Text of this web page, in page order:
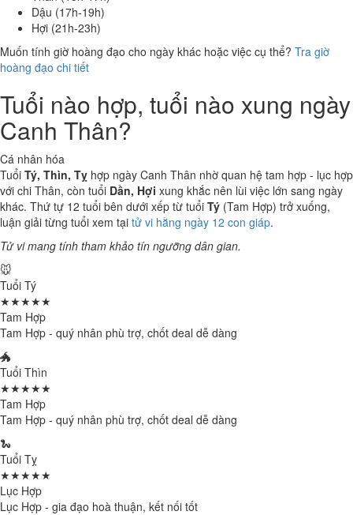
Dậu (17h-19h)
Hợi (21h-23h)
Muốn tính giờ hoàng đạo cho ngày khác hoặc việc cụ thể? Tra giờ
hoàng đạo chi tiết
Tuổi nào hợp, tuổi nào xung ngày
Canh Thân?
Cá nhân hóa
Tuổi Tý, Thìn, Tỵ hợp ngày Canh Thân nhờ quan hệ tam hợp - lục hợp
với chi Thân, còn tuổi Dần, Hợi xung khắc nên lùi việc lớn sang ngày
khác. Thứ tự 12 tuổi bên dưới xếp từ tuổi Tý (Tam Hợp) trở xuống,
luận giải từng tuổi xem tại tử vi hằng ngày 12 con giáp.
Tử vi mang tính tham khảo tín ngưỡng dân gian.
🐭
Tuổi Tý
★★★★★
Tam Hợp
Tam Hợp - quý nhân phù trợ, chốt deal dễ dàng
🐲
Tuổi Thìn
★★★★★
Tam Hợp
Tam Hợp - quý nhân phù trợ, chốt deal dễ dàng
🐍
Tuổi Tỵ
★★★★★
Lục Hợp
Lục Hợp - gia đạo hoà thuận, kết nối tốt